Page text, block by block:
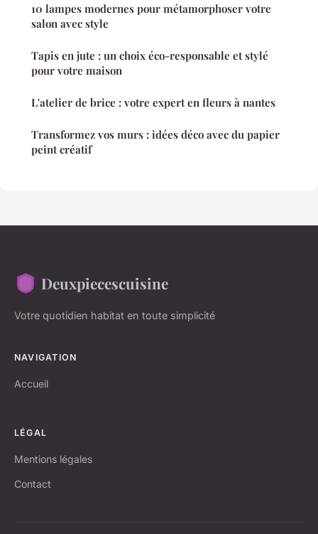
10 lampes modernes pour métamorphoser votre
salon avec style
Tapis en jute : un choix éco-responsable et stylé
pour votre maison
L'atelier de brice : votre expert en fleurs à nantes
Transformez vos murs : idées déco avec du papier
peint créatif
Deuxpiecescuisine
Votre quotidien habitat en toute simplicité
NAVIGATION
Accueil
LÉGAL
Mentions légales
Contact